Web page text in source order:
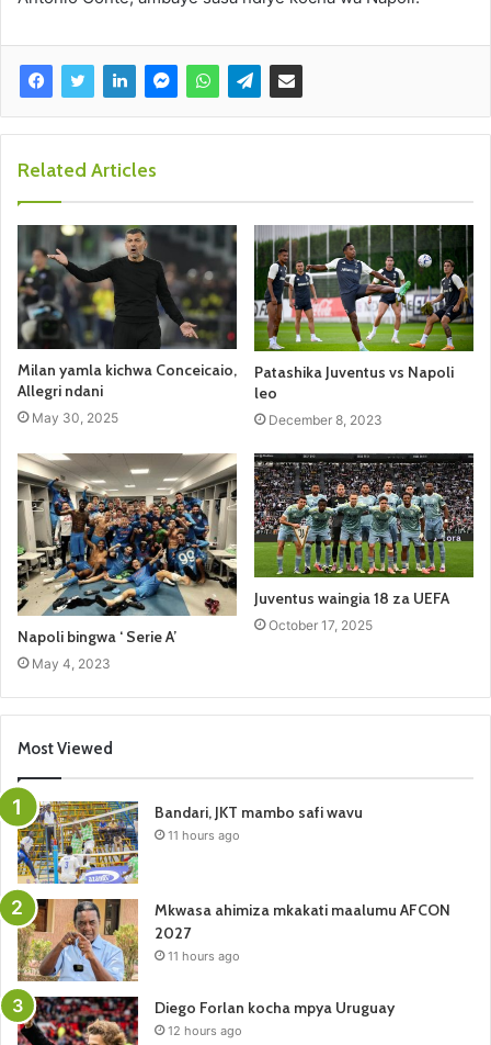
Related Articles
Milan yamla kichwa Conceicaio,
Allegri ndani
May 30, 2025
Patashika Juventus vs Napoli
leo
December 8, 2023
Napoli bingwa ‘ Serie A’
May 4, 2023
Juventus waingia 18 za UEFA
October 17, 2025
Most Viewed
Bandari, JKT mambo safi wavu
11 hours ago
Mkwasa ahimiza mkakati maalumu AFCON
2027
11 hours ago
Diego Forlan kocha mpya Uruguay
12 hours ago